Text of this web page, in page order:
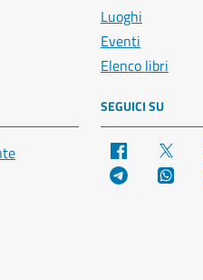
Luoghi
Eventi
Elenco libri
SEGUICI SU
Facebook
Telegram